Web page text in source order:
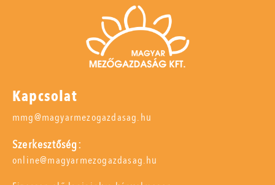
Kapcsolat
mmg@magyarmezogazdasag.hu
Szerkesztőség:
online@magyarmezogazdasag.hu